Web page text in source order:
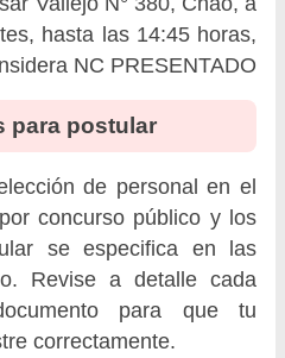
hasta las 14:45 horas,
NC PRESENTADO
para postular
de personal en el
concurso público y los
se especifica en las
Revise a detalle cada
para que tu
correctamente.